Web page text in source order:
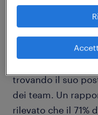
come sta
l'intelligenza
finanziario?
trovando il suo
dei team. Un
rilevato che il 71%